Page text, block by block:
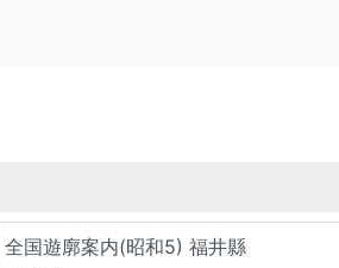
全国遊廓案内(昭和5) 福井縣